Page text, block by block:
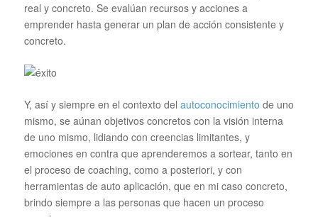
real y concreto. Se evalúan recursos y acciones a
emprender hasta generar un plan de acción consistente y
concreto.
Y, así y siempre en el contexto del autoconocimiento de uno
mismo, se aúnan objetivos concretos con la visión interna
de uno mismo, lidiando con creencias limitantes, y
emociones en contra que aprenderemos a sortear, tanto en
el proceso de coaching, como a posteriori, y con
herramientas de auto aplicación, que en mi caso concreto,
brindo siempre a las personas que hacen un proceso